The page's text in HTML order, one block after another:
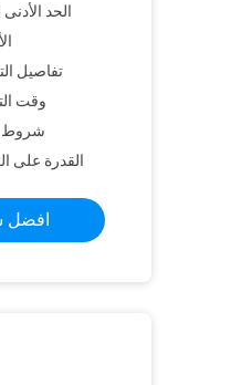
الحد
تفاصيل
وقت
شروط
القدرة على
افضل